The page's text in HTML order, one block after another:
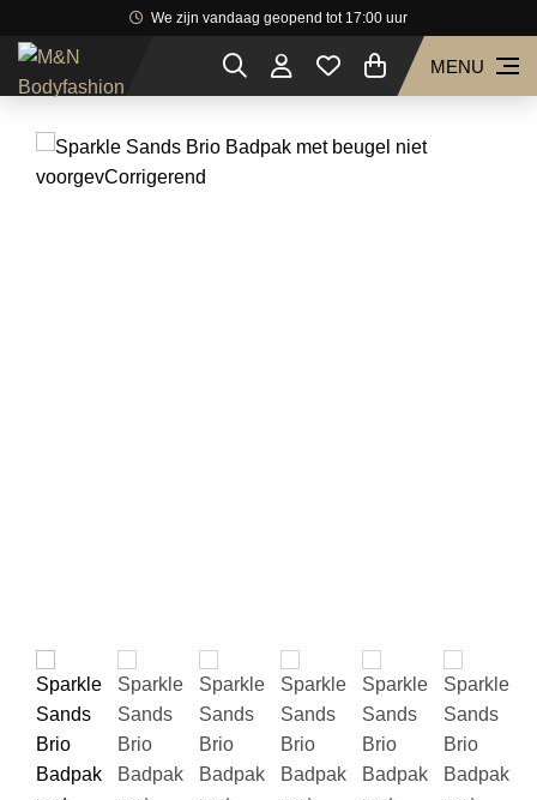
We zijn vandaag geopend tot 17:00 uur
MENU